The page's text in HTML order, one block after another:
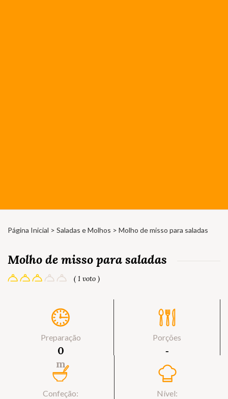
Página Inicial > Saladas e Molhos > Molho de misso para saladas
Molho de misso para saladas
( 1 voto )
Preparação
0
m
Porções
‐
Confeção: Nível: